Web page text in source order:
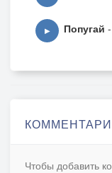
▶ Попугай -
Чтобы добавить